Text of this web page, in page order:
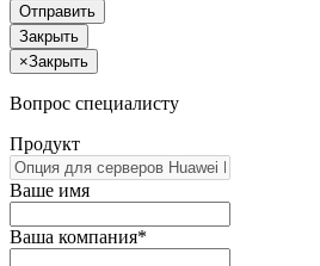
Отправить
Закрыть
×Закрыть
Вопрос специалисту
Продукт
Ваше имя
Ваша компания*